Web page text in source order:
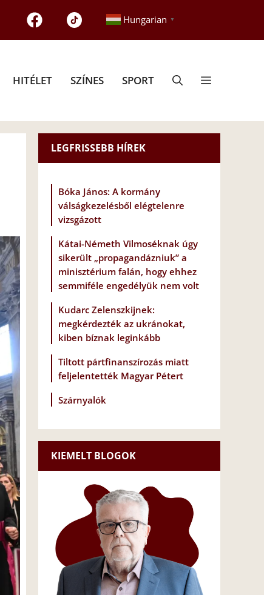
Hungarian ▼
HITÉLET SZÍNES SPORT
LEGFRISSEBB HÍREK
Bóka János: A kormány
válságkezelésből elégtelenre
vizsgázott
Kátai-Németh Vilmoséknak úgy
sikerült „propagandázniuk” a
minisztérium falán, hogy ehhez
semmiféle engedélyük nem volt
Kudarc Zelenszkijnek:
megkérdezték az ukránokat,
kiben bíznak leginkább
Tiltott pártfinanszírozás miatt
feljelentették Magyar Pétert
Szárnyalók
KIEMELT BLOGOK